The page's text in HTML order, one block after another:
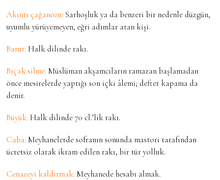
Akıntı çağanozu:Sarhoşluk ya da benzeri bir nedenle düzgün,
uyumlu yürüyemeyen, eğri adımlar atan kişi.
Barut:Halk dilinde rakı.
Bıçak silme: Müslüman akşamcıların ramazan başlamadan
önce mesirelerde yaptığı son içki âlemi; defter kapama da
denir.
Büyük:Halk dilinde 70 cl.’lik rakı.
Caba: Meyhanelerde sofranın sonunda mastori tarafından
ücretsiz olarak ikram edilen rakı, bir tür yolluk.
Cenazeyi kaldırmak: Meyhanede hesabı almak.